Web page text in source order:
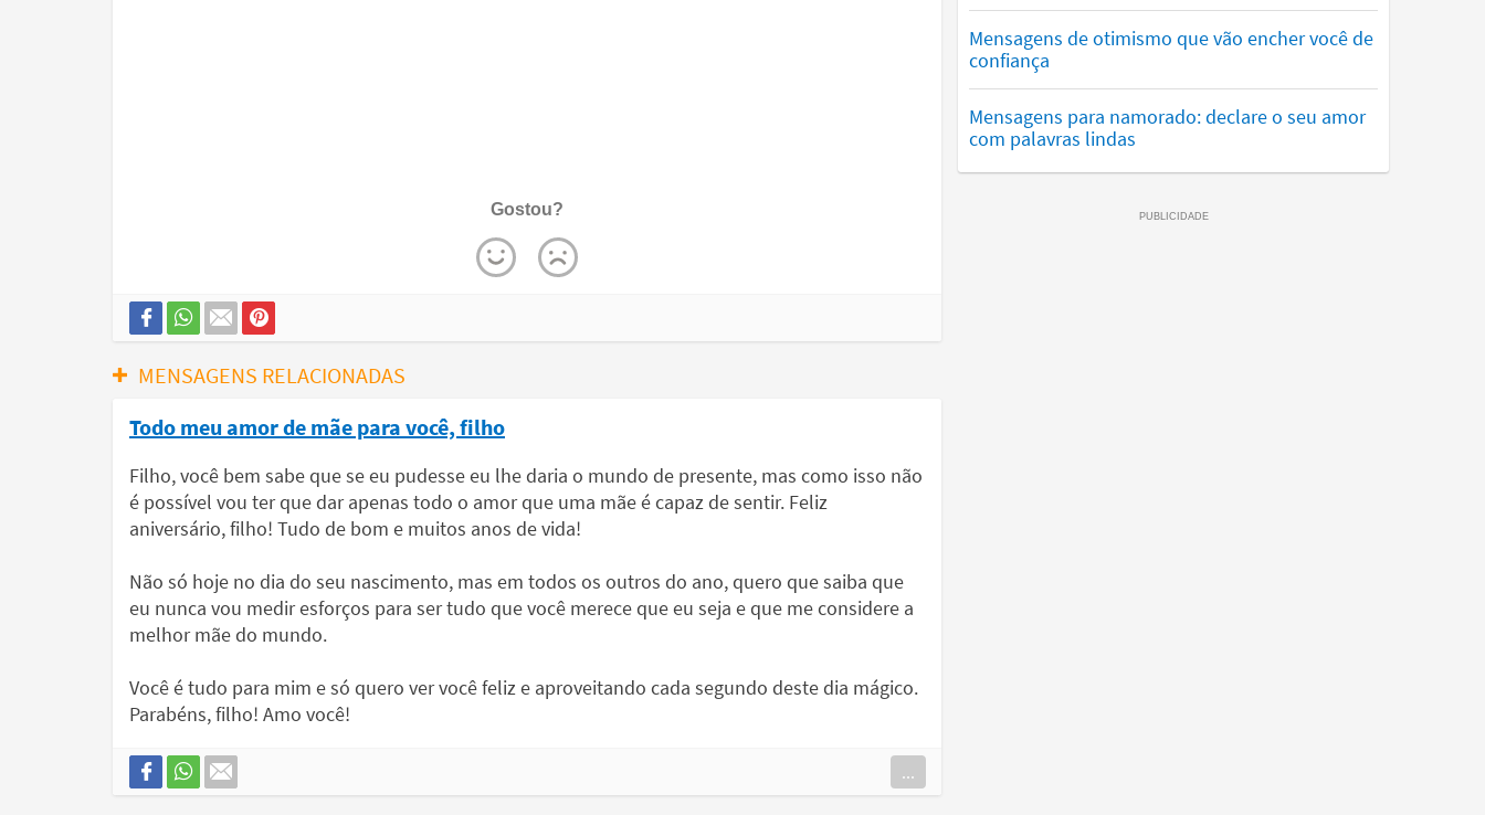
Gostou?
MENSAGENS RELACIONADAS
Todo meu amor de mãe para você, filho
Filho, você bem sabe que se eu pudesse eu lhe daria o mundo de presente, mas como isso não
é possível vou ter que dar apenas todo o amor que uma mãe é capaz de sentir. Feliz
aniversário, filho! Tudo de bom e muitos anos de vida!
Não só hoje no dia do seu nascimento, mas em todos os outros do ano, quero que saiba que
eu nunca vou medir esforços para ser tudo que você merece que eu seja e que me considere a
melhor mãe do mundo.
Você é tudo para mim e só quero ver você feliz e aproveitando cada segundo deste dia mágico.
Parabéns, filho! Amo você!
...
Mensagens de otimismo que vão encher você de
confiança
Mensagens para namorado: declare o seu amor
com palavras lindas